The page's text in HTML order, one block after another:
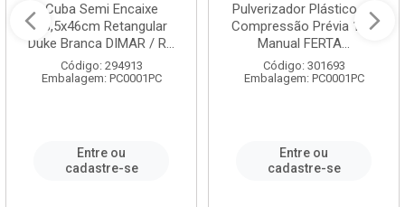
Cuba Semi Encaixe
58,5x46cm Retangular
Duke Branca DIMAR / R...
Código: 294913
Embalagem: PC0001PC
Entre ou
cadastre-se
Pulverizador Plástico de
Compressão Prévia 1,5L
Manual FERTA...
Código: 301693
Embalagem: PC0001PC
Entre ou
cadastre-se